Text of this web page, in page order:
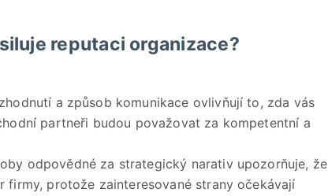
reputaci organizace?
a způsob komunikace ovlivňují to, zda vás
partneři budou považovat za kompetentní a
odpovědné za strategický narativ upozorňuje, že
firmy, protože zainteresované strany očekávají